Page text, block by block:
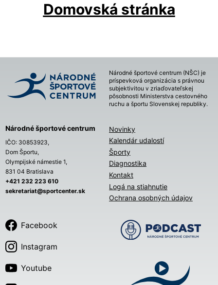
Domovská stránka
Národné športové centrum (NŠC) je
príspevková organizácia s právnou
subjektivitou v zriaďovateľskej
pôsobnosti Ministerstva cestovného
ruchu a športu Slovenskej republiky.
Národné športové centrum
IČO: 30853923,
Dom Športu,
Olympijské námestie 1,
831 04 Bratislava
+421 232 223 610
sekretariat@sportcenter.sk
Novinky
Kalendár udalostí
Športy
Diagnostika
Kontakt
Logá na stiahnutie
Ochrana osobných údajov
Facebook
Instagram
Youtube